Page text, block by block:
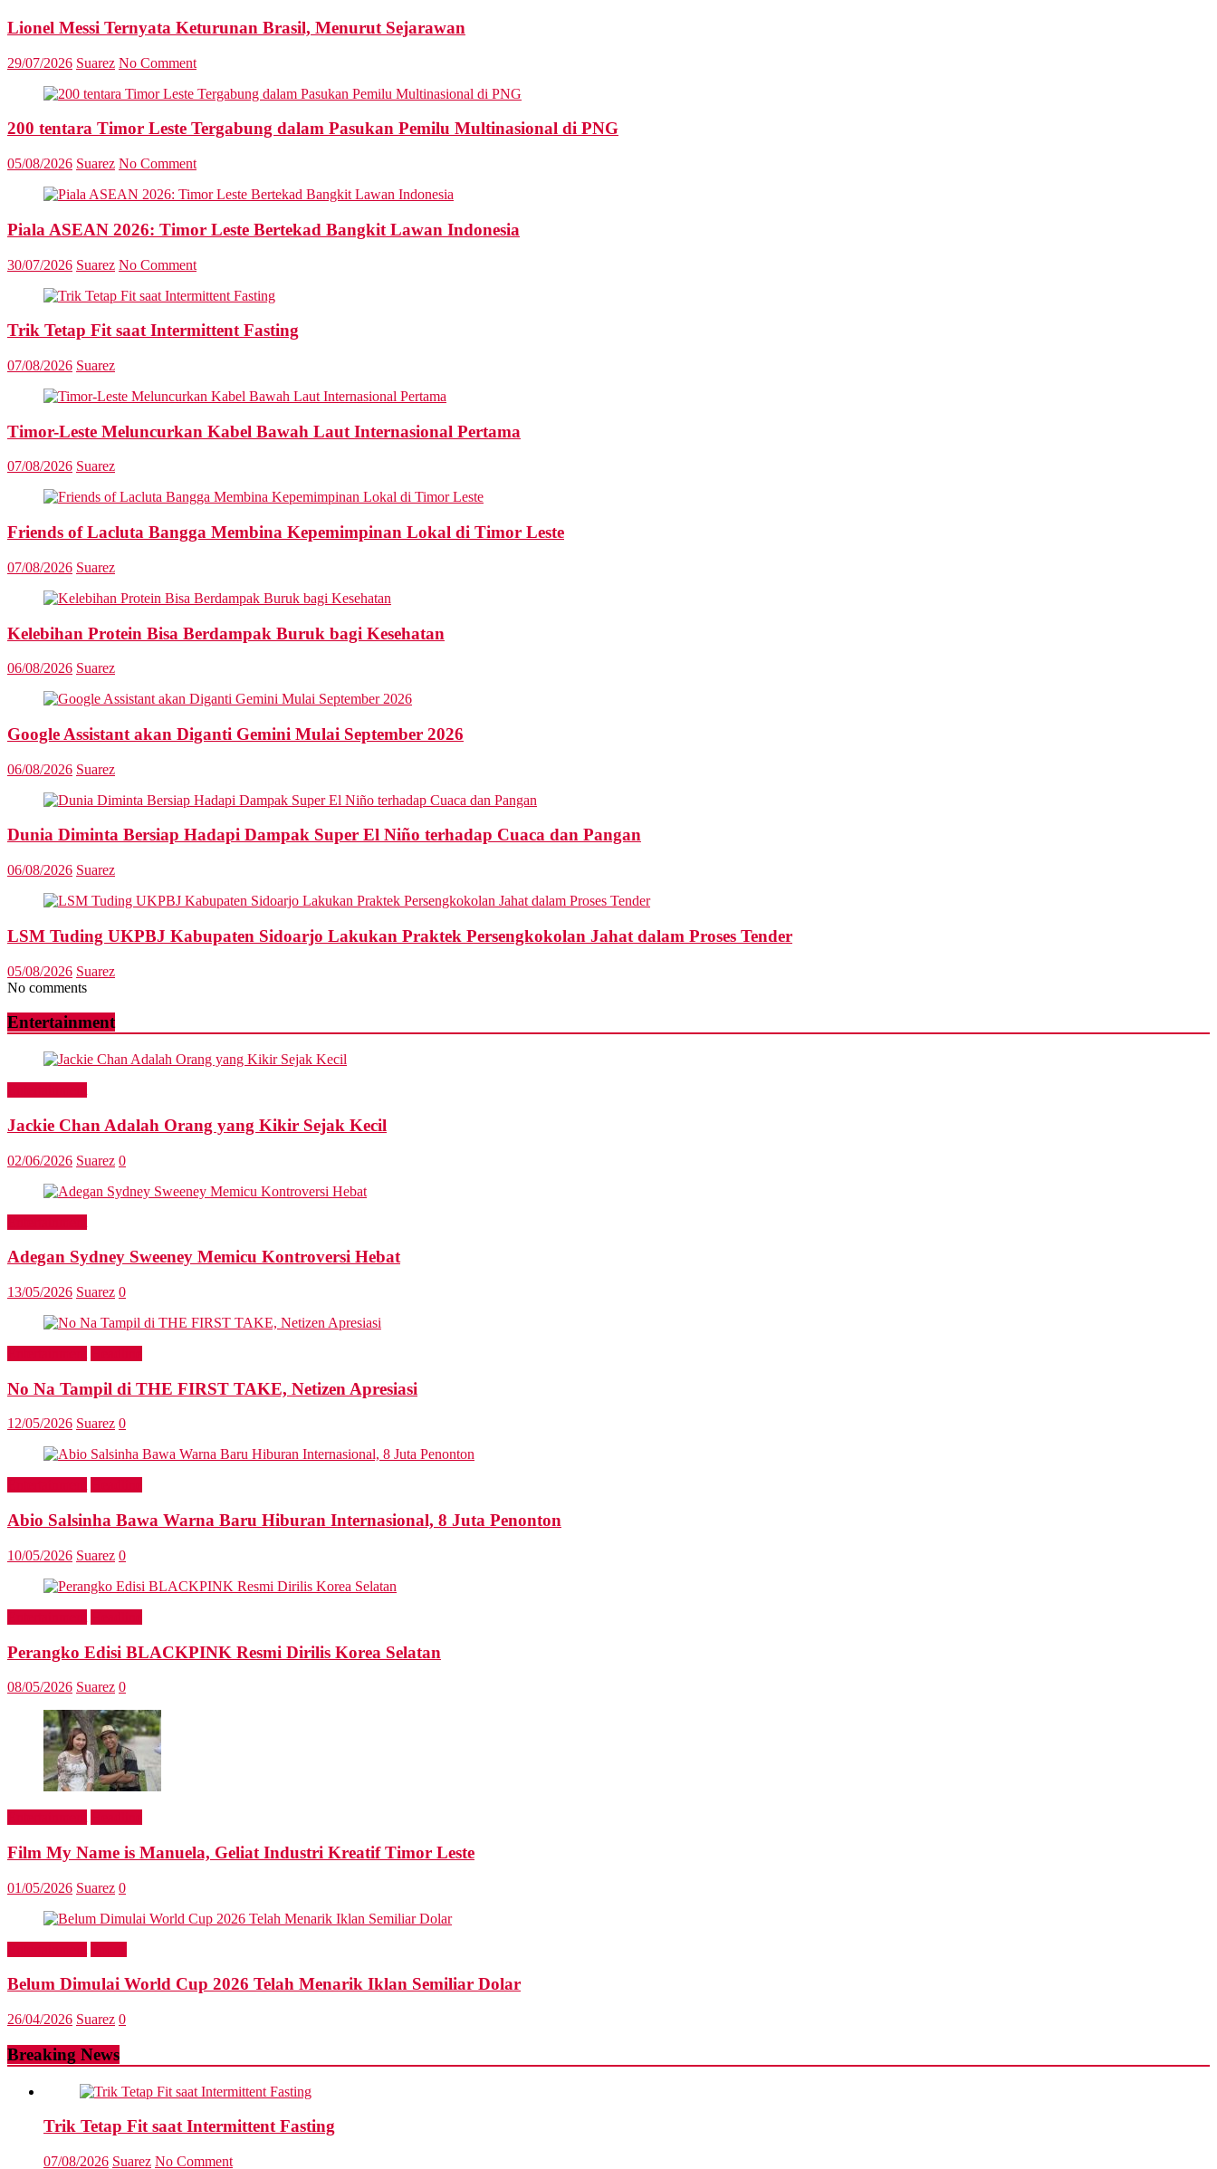
Lionel Messi Ternyata Keturunan Brasil, Menurut Sejarawan
29/07/2026 Suarez No Comment
200 tentara Timor Leste Tergabung dalam Pasukan Pemilu Multinasional di PNG
05/08/2026 Suarez No Comment
Piala ASEAN 2026: Timor Leste Bertekad Bangkit Lawan Indonesia
30/07/2026 Suarez No Comment
Trik Tetap Fit saat Intermittent Fasting
07/08/2026 Suarez
Timor-Leste Meluncurkan Kabel Bawah Laut Internasional Pertama
07/08/2026 Suarez
Friends of Lacluta Bangga Membina Kepemimpinan Lokal di Timor Leste
07/08/2026 Suarez
Kelebihan Protein Bisa Berdampak Buruk bagi Kesehatan
06/08/2026 Suarez
Google Assistant akan Diganti Gemini Mulai September 2026
06/08/2026 Suarez
Dunia Diminta Bersiap Hadapi Dampak Super El Niño terhadap Cuaca dan Pangan
06/08/2026 Suarez
LSM Tuding UKPBJ Kabupaten Sidoarjo Lakukan Praktek Persengkokolan Jahat dalam Proses Tender
05/08/2026 Suarez
No comments
Entertainment
Jackie Chan Adalah Orang yang Kikir Sejak Kecil
02/06/2026 Suarez 0
Adegan Sydney Sweeney Memicu Kontroversi Hebat
13/05/2026 Suarez 0
No Na Tampil di THE FIRST TAKE, Netizen Apresiasi
12/05/2026 Suarez 0
Abio Salsinha Bawa Warna Baru Hiburan Internasional, 8 Juta Penonton
10/05/2026 Suarez 0
Perangko Edisi BLACKPINK Resmi Dirilis Korea Selatan
08/05/2026 Suarez 0
Film My Name is Manuela, Geliat Industri Kreatif Timor Leste
01/05/2026 Suarez 0
Belum Dimulai World Cup 2026 Telah Menarik Iklan Semiliar Dolar
26/04/2026 Suarez 0
Breaking News
Trik Tetap Fit saat Intermittent Fasting
07/08/2026 Suarez No Comment